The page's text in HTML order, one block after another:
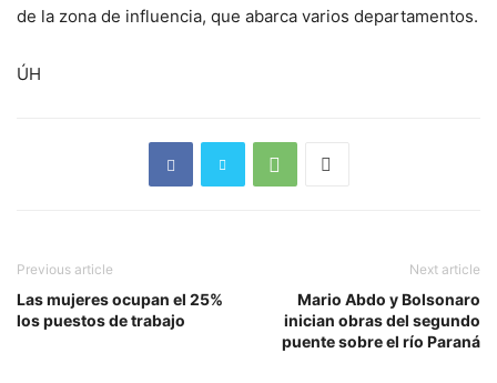
de la zona de influencia, que abarca varios departamentos.
ÚH
Previous article
Las mujeres ocupan el 25%
los puestos de trabajo
Next article
Mario Abdo y Bolsonaro
inician obras del segundo
puente sobre el río Paraná